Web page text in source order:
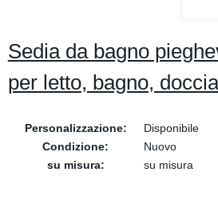
Sedia da bagno
per letto, bagno,
Personalizzazione:
Disponibile
Condizione:
Nuovo
su misura:
su misura